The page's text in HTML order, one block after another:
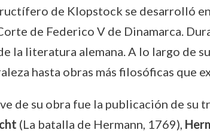
de Klopstock se desarrolló
de Federico V de Dinamarca.
la literatura alemana. A lo largo de
hasta obras más filosóficas que
de su obra fue la publicación de
(La batalla de Hermann, 1769),